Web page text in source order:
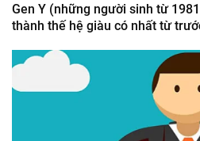
Gen Y (những người sinh từ
thành thế hệ giàu có nhất từ